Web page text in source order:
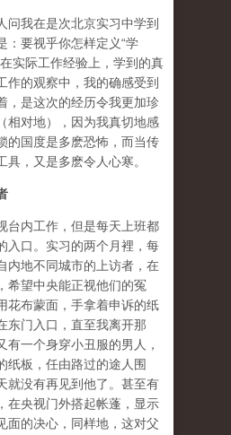
问我在是次北京实习中学到
：要视乎你怎样定义“学
实际工作经验上，学到的真
作的观察中，我的确感受到
，是这次的经历令我更加珍
相对地），因为我真切地感
的国度是多麽恐怖，而当传
具，又是多麽令人心寒。
台内工作，但是每天上班都
入口。实习的两个月裡，每
内地不同城市的上访者，在
希望中央能正视他们的冤
花布蒙面，手拿着申诉的纸
东门入口，直至我离开那
有一个身穿小丑服的男人，
纸板，任由路过的途人围
就没有再见到他了。甚至有
在央视门外搭起帐蓬，显示
面的决心，同样地，这对父